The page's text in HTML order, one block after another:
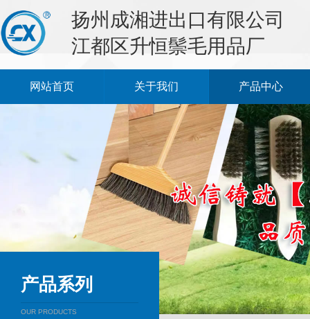
扬州成湘进出口有限公司
江都区升恒鬃毛用品厂
网站首页 关于我们 产品中心
产品系列
OUR PRODUCTS